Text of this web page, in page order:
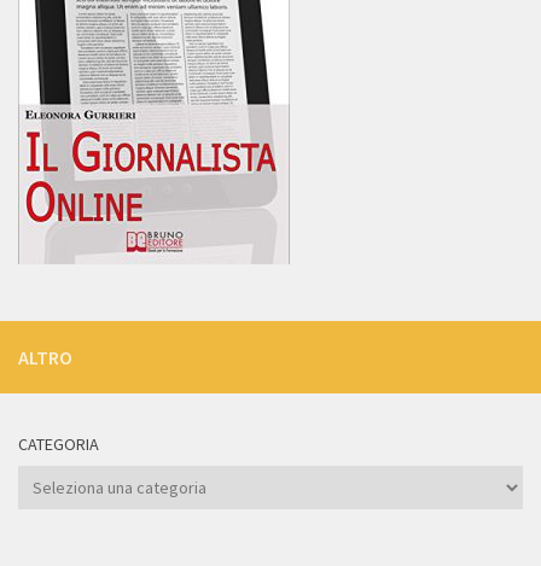
ALTRO
CATEGORIA
Categoria